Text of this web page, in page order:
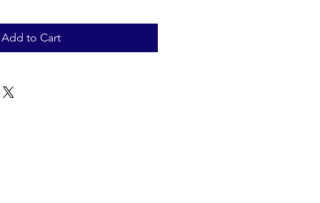
Add to Cart